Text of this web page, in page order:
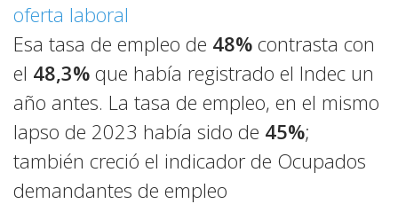
oferta laboral
Esa tasa de empleo de 48% contrasta con
el 48,3% que había registrado el Indec un
año antes. La tasa de empleo, en el mismo
lapso de 2023 había sido de 45%;
también creció el indicador de Ocupados
demandantes de empleo